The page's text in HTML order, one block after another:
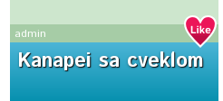
admin
Kanapei sa cveklom